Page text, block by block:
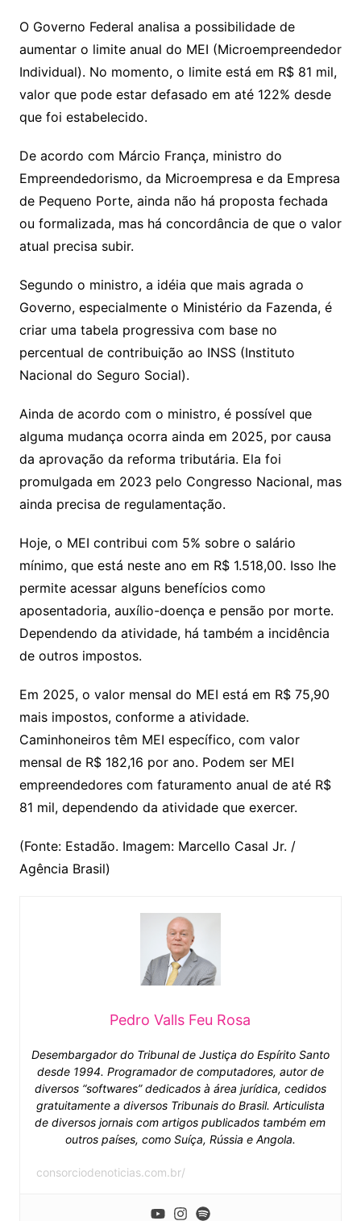
at
s
A
p
p
c
e
b
o
o
k
itt
er
ai
l
O Governo Federal analisa a possibilidade de
aumentar o limite anual do MEI (Microempreendedor
Individual). No momento, o limite está em R$ 81 mil,
valor que pode estar defasado em até 122% desde
que foi estabelecido.
De acordo com Márcio França, ministro do
Empreendedorismo, da Microempresa e da Empresa
de Pequeno Porte, ainda não há proposta fechada
ou formalizada, mas há concordância de que o valor
atual precisa subir.
Segundo o ministro, a idéia que mais agrada o
Governo, especialmente o Ministério da Fazenda, é
criar uma tabela progressiva com base no
percentual de contribuição ao INSS (Instituto
Nacional do Seguro Social).
Ainda de acordo com o ministro, é possível que
alguma mudança ocorra ainda em 2025, por causa
da aprovação da reforma tributária. Ela foi
promulgada em 2023 pelo Congresso Nacional, mas
ainda precisa de regulamentação.
Hoje, o MEI contribui com 5% sobre o salário
mínimo, que está neste ano em R$ 1.518,00. Isso lhe
permite acessar alguns benefícios como
aposentadoria, auxílio-doença e pensão por morte.
Dependendo da atividade, há também a incidência
de outros impostos.
Em 2025, o valor mensal do MEI está em R$ 75,90
mais impostos, conforme a atividade.
Caminhoneiros têm MEI específico, com valor
mensal de R$ 182,16 por ano. Podem ser MEI
empreendedores com faturamento anual de até R$
81 mil, dependendo da atividade que exercer.
(Fonte: Estadão. Imagem: Marcello Casal Jr. /
Agência Brasil)
Pedro Valls Feu Rosa
Desembargador do Tribunal de Justiça do Espírito Santo
desde 1994. Programador de computadores, autor de
diversos “softwares” dedicados à área jurídica, cedidos
gratuitamente a diversos Tribunais do Brasil. Articulista
de diversos jornais com artigos publicados também em
outros países, como Suíça, Rússia e Angola.
consorciodenoticias.com.br/